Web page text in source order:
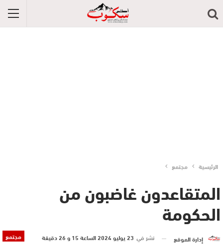
الرئيسية مجتمع
المتقاعدون غاضبون من
الحكومة
مجتمع إدارة الموقع نشر في 23 يوليو 2024 الساعة 15 و 26 دقيقة